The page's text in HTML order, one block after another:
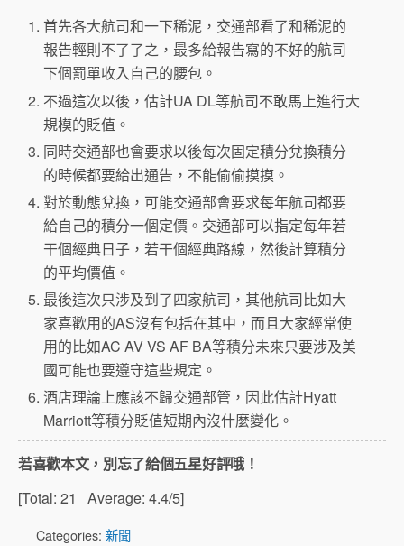
首先各大航司和一下稀泥，交通部看了和稀泥的
報告輕則不了了之，最多給報告寫的不好的航司
下個罰單收入自己的腰包。
不過這次以後，估計UA DL等航司不敢馬上進行大
規模的貶值。
同時交通部也會要求以後每次固定積分兌換積分
的時候都要給出通告，不能偷偷摸摸。
對於動態兌換，可能交通部會要求每年航司都要
給自己的積分一個定價。交通部可以指定每年若
干個經典日子，若干個經典路線，然後計算積分
的平均價值。
最後這次只涉及到了四家航司，其他航司比如大
家喜歡用的AS沒有包括在其中，而且大家經常使
用的比如AC AV VS AF BA等積分未來只要涉及美
國可能也要遵守這些規定。
酒店理論上應該不歸交通部管，因此估計Hyatt
Marriott等積分貶值短期內沒什麼變化。
若喜歡本文，別忘了給個五星好評哦！
[Total: 21 Average: 4.4/5]
Categories: 新聞